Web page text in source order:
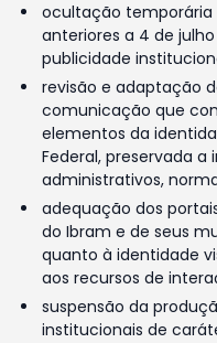
ocultação temporária
anteriores a 4 de
publicidade
revisão e adaptação
comunicação que
elementos da
Federal, preservada
administrativos,
adequação dos
do Ibram e de seus
quanto à identidade
aos recursos de
suspensão da
institucionais de